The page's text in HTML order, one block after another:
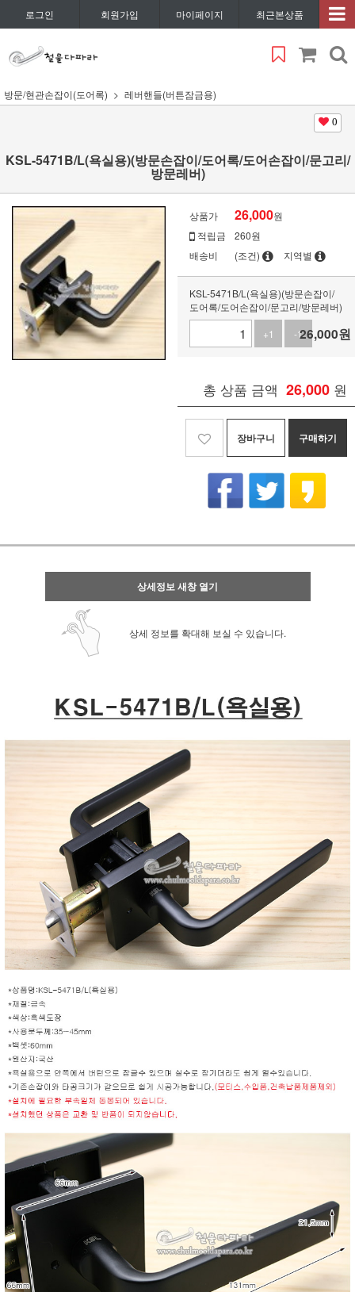
로그인 회원가입 마이페이지 최근본상품
방문/현관손잡이(도어록) 레버핸들(버튼잠금용)
0
KSL-5471B/L(욕실용)(방문손잡이/도어록/도어손잡이/문고리/
방문레버)
상품가 26,000원
적립금
260원
배송비
(조건) 지역별
KSL-5471B/L(욕실용)(방문손잡이/
도어록/도어손잡이/문고리/방문레버)
+1
-126,000원
총 상품 금액 26,000 원
장바구니 구매하기
상세정보 새창 열기
상세 정보를 확대해 보실 수 있습니다.